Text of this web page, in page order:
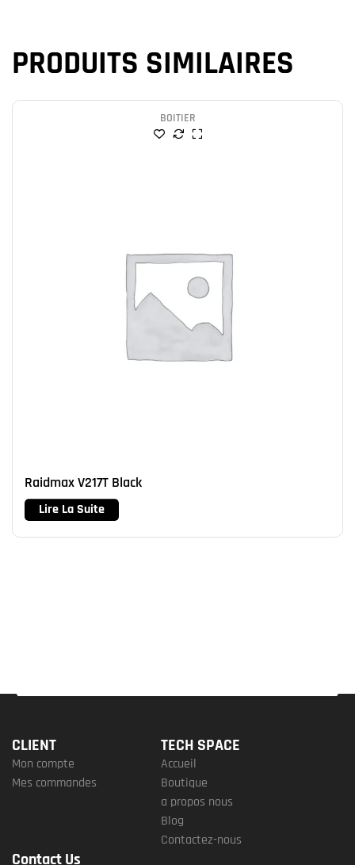
PRODUITS SIMILAIRES
BOITIER
Raidmax V217T Black
Lire La Suite
CLIENT
Mon compte
Mes commandes
TECH SPACE
Accueil
Boutique
a propos nous
Blog
Contactez-nous
Contact Us